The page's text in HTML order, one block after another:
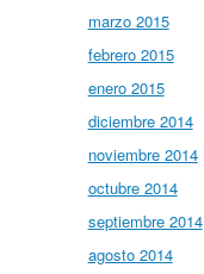
marzo 2015
febrero 2015
enero 2015
diciembre 2014
noviembre 2014
octubre 2014
septiembre 2014
agosto 2014